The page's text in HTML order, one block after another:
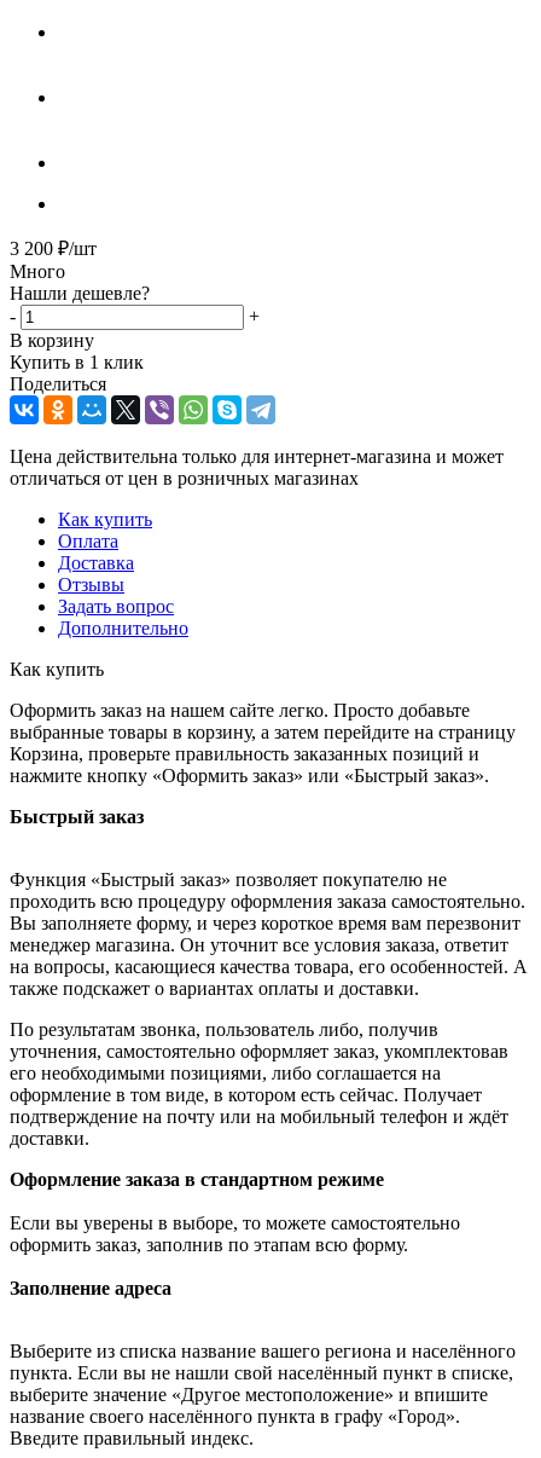
3 200 ₽/шт
Много
Нашли дешевле?
-
+
В корзину
Купить в 1 клик
Поделиться
Цена действительна только для интернет-магазина и может
отличаться от цен в розничных магазинах
Как купить
Оплата
Доставка
Отзывы
Задать вопрос
Дополнительно
Как купить
Оформить заказ на нашем сайте легко. Просто добавьте
выбранные товары в корзину, а затем перейдите на страницу
Корзина, проверьте правильность заказанных позиций и
нажмите кнопку «Оформить заказ» или «Быстрый заказ».
Быстрый заказ
Функция «Быстрый заказ» позволяет покупателю не
проходить всю процедуру оформления заказа самостоятельно.
Вы заполняете форму, и через короткое время вам перезвонит
менеджер магазина. Он уточнит все условия заказа, ответит
на вопросы, касающиеся качества товара, его особенностей. А
также подскажет о вариантах оплаты и доставки.
По результатам звонка, пользователь либо, получив
уточнения, самостоятельно оформляет заказ, укомплектовав
его необходимыми позициями, либо соглашается на
оформление в том виде, в котором есть сейчас. Получает
подтверждение на почту или на мобильный телефон и ждёт
доставки.
Оформление заказа в стандартном режиме
Если вы уверены в выборе, то можете самостоятельно
оформить заказ, заполнив по этапам всю форму.
Заполнение адреса
Выберите из списка название вашего региона и населённого
пункта. Если вы не нашли свой населённый пункт в списке,
выберите значение «Другое местоположение» и впишите
название своего населённого пункта в графу «Город».
Введите правильный индекс.